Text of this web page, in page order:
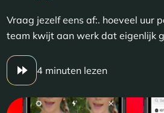
Vraag jezelf eens af:. hoeveel uur
team kwijt aan werk dat eigenlijk
4 minuten lezen